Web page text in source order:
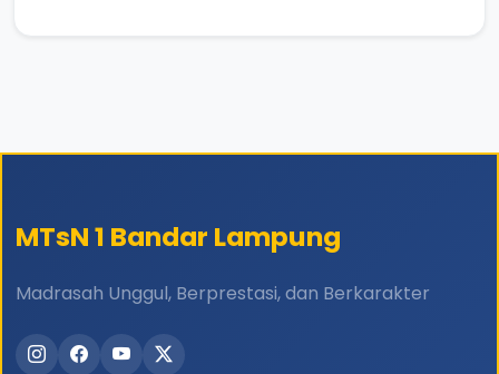
MTsN 1 Bandar Lampung
Madrasah Unggul, Berprestasi, dan Berkarakter